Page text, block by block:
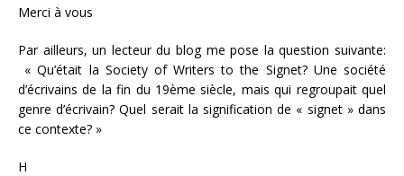
Merci à vous
Par ailleurs, un lecteur du blog me pose la question suivante:
« Qu’était la Society of Writers to the Signet? Une société
d’écrivains de la fin du 19ème siècle, mais qui regroupait quel
genre d’écrivain? Quel serait la signification de « signet » dans
ce contexte? »
H